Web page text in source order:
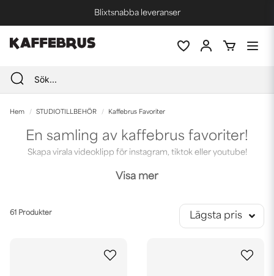
Fri frakt vid köp över 1000 kr *
Hem STUDIOTILLBEHÖR Kaffebrus Favoriter
En samling av kaffebrus favoriter!
Skapa virala videoklipp för instagram, tiktok eller youtube!
Visa mer
61 Produkter Lägsta pris